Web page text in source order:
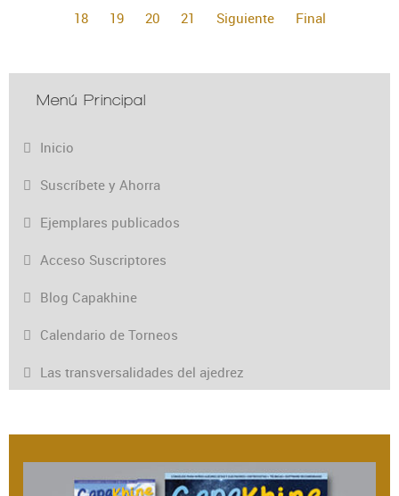
18
19 20 21 Siguiente Final
Menú Principal
Inicio
Suscríbete y Ahorra
Ejemplares publicados
Acceso Suscriptores
Blog Capakhine
Calendario de Torneos
Las transversalidades del ajedrez